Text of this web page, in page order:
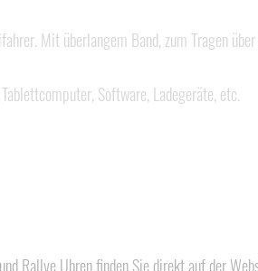
Mit überlangem Band, zum Tragen
Software, Ladegeräte, etc.
Rallye Uhren finden Siedirekt auf der